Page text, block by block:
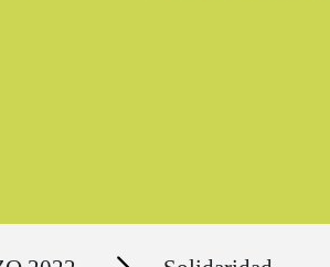
Secciones